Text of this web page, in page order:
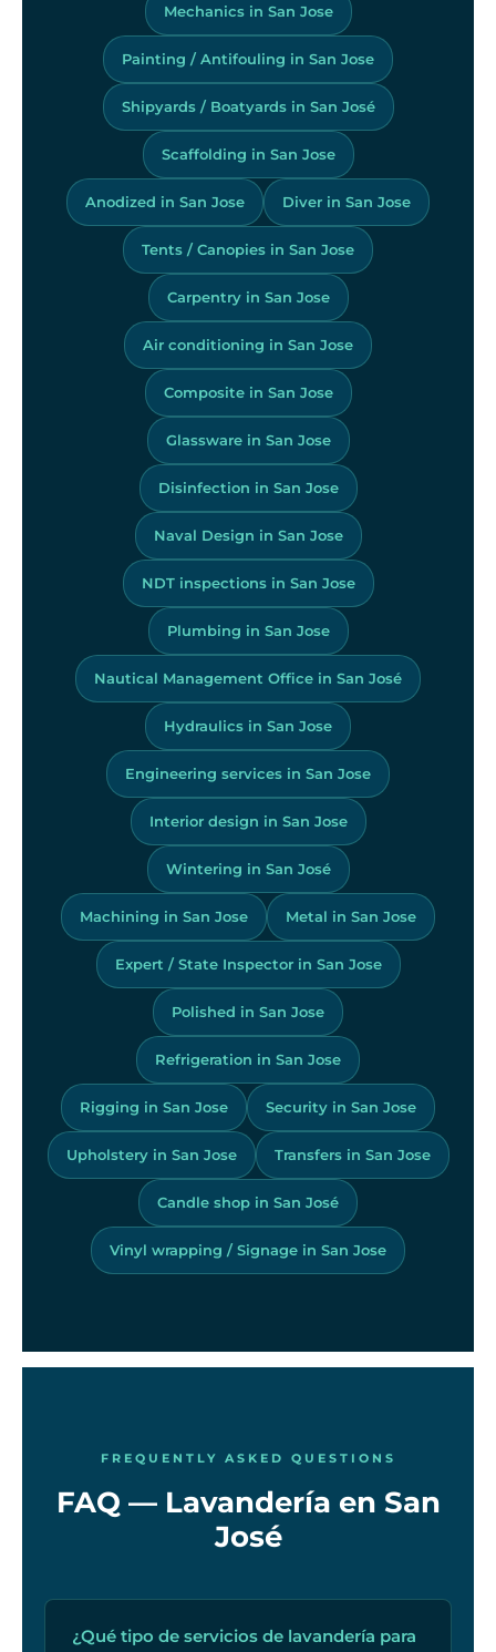
Mechanics in San Jose
Painting / Antifouling in San Jose
Shipyards / Boatyards in San José
Scaffolding in San Jose
Anodized in San Jose Diver in San Jose
Tents / Canopies in San Jose
Carpentry in San Jose
Air conditioning in San Jose
Composite in San Jose
Glassware in San Jose
Disinfection in San Jose
Naval Design in San Jose
NDT inspections in San Jose
Plumbing in San Jose
Nautical Management Office in San José
Hydraulics in San Jose
Engineering services in San Jose
Interior design in San Jose
Wintering in San José
Machining in San Jose Metal in San Jose
Expert / State Inspector in San Jose
Polished in San Jose
Refrigeration in San Jose
Rigging in San Jose Security in San Jose
Upholstery in San Jose Transfers in San Jose
Candle shop in San José
Vinyl wrapping / Signage in San Jose
FREQUENTLY ASKED QUESTIONS
FAQ — Lavandería en San
José
¿Qué tipo de servicios de lavandería para